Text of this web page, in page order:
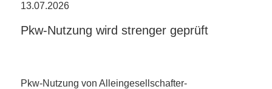
13.07.2026
Pkw-Nutzung wird strenger geprüft
Pkw-Nutzung von Alleingesellschafter-